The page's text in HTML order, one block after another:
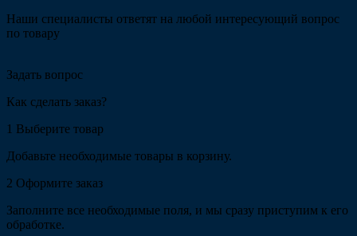
Наши специалисты ответят на любой интересующий вопрос
по товару
Задать вопрос
Как сделать заказ?
1 Выберите товар
Добавьте необходимые товары в корзину.
2 Оформите заказ
Заполните все необходимые поля, и мы сразу приступим к его
обработке.